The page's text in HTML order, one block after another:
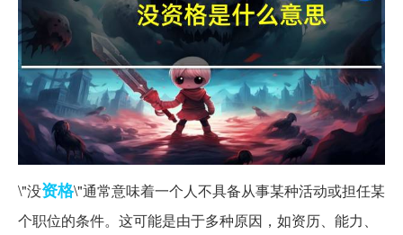
\"没资格\"通常意味着一个人不具备从事某种活动或担任某
个职位的条件。这可能是由于多种原因，如资历、能力、